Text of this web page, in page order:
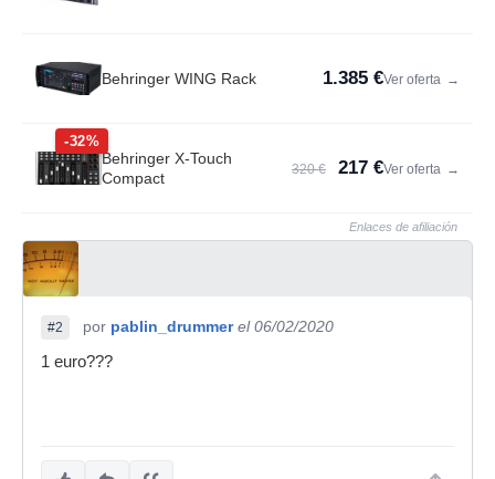
Behringer WING Rack 1.385 €Ver oferta →
-32%
Behringer X-Touch
Compact
320 € 217 €Ver oferta →
Enlaces de afiliación
#2 por pablin_drummer el 06/02/2020
1 euro???